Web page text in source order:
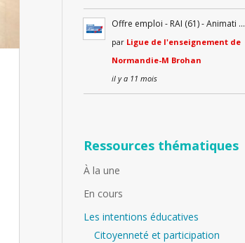
Offre emploi - RAI (61) - Animati …
par Ligue de l'enseignement de
Normandie-M Brohan
il y a 11 mois
Ressources thématiques
À la une
En cours
Les intentions éducatives
Citoyenneté et participation